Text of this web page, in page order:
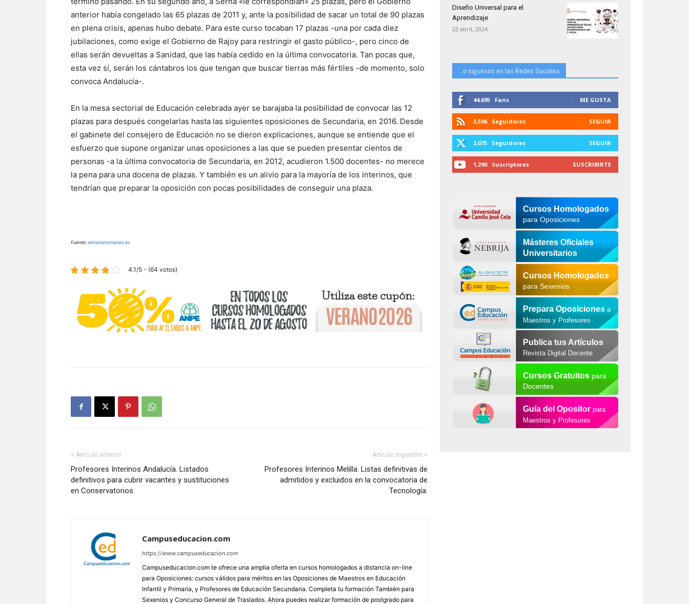
anterior había congelado las 65 plazas de 2011 y, ante la posibilidad de sacar un total de 90 plazas
en plena crisis, apenas hubo debate. Para este curso tocaban 17 plazas -una por cada diez
jubilaciones, como exige el Gobierno de Rajoy para restringir el gasto público-, pero cinco de
ellas serán devueltas a Sanidad, que las había cedido en la última convocatoria. Tan pocas que,
esta vez sí, serán los cántabros los que tengan que buscar tierras más fértiles -de momento, solo
convoca Andalucía-.
En la mesa sectorial de Educación celebrada ayer se barajaba la posibilidad de convocar las 12
plazas para después congelarlas hasta las siguientes oposiciones de Secundaria, en 2016. Desde
el gabinete del consejero de Educación no se dieron explicaciones, aunque se entiende que el
esfuerzo que supone organizar unas oposiciones a las que se pueden presentar cientos de
personas -a la última convocatoria de Secundaria, en 2012, acudieron 1.500 docentes- no merece
la pena para una docena de plazas. Y también es un alivio para la mayoría de los interinos, que
tendrían que preparar la oposición con pocas posibilidades de conseguir una plaza.
Fuente: eldiariomontanes.es
4.1/5 - (64 votos)
< Artículo anterior
Profesores Interinos Andalucía. Listados
definitivos para cubrir vacantes y sustituciones
en Conservatorios.
Artículo siguiente >
Profesores Interinos Melilla. Listas definitivas de
admitidos y excluidos en la convocatoria de
Tecnología.
Campuseducacion.com
https://www.campuseducacion.com
Campuseducacion.com te ofrece una amplia oferta en cursos homologados a distancia on-line
para Oposiciones: cursos válidos para méritos en las Oposiciones de Maestros en Educación
Infantil y Primaria, y Profesores de Educación Secundaria. Completa tu formación También para
Sexenios y Concurso General de Traslados. Ahora puedes realizar formación de postgrado para
Diseño Universal para el
Aprendizaje
22 abril, 2024
...o siguenos en las Redes Sociales
44,695 Fans ME GUSTA
3,506 Seguidores SEGUIR
2,075 Seguidores SEGUIR
1,290 Suscriptores SUSCRIBIRTE
Cursos Homologados
para Oposiciones
Másteres Oficiales
Universitarios
Cursos Homologados
para Sexenios
Prepara Oposiciones a
Maestros y Profesores
Publica tus Artículos
Revista Digital Docente
Cursos Gratuitospara
Docentes
Guía del Opositor para
Maestros y Profesores